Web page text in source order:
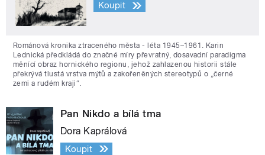
Koupit
Románová kronika ztraceného města - léta 1945–1961. Karin
Lednická předkládá do značné míry převratný, dosavadní paradigma
měnící obraz hornického regionu, jehož zahlazenou historii stále
překrývá tlustá vrstva mýtů a zakořeněných stereotypů o „černé
zemi a rudém kraji“.
Pan Nikdo a bílá tma
Dora Kaprálová
Koupit